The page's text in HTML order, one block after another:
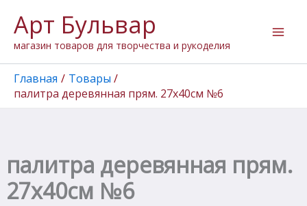
содержимому
Арт Бульвар
магазин товаров для творчества и рукоделия
Главная
Товары
палитра деревянная прям. 27х40см №6
палитра деревянная прям.
27х40см №6
товара
палитра
деревянная
прям.
27х40см